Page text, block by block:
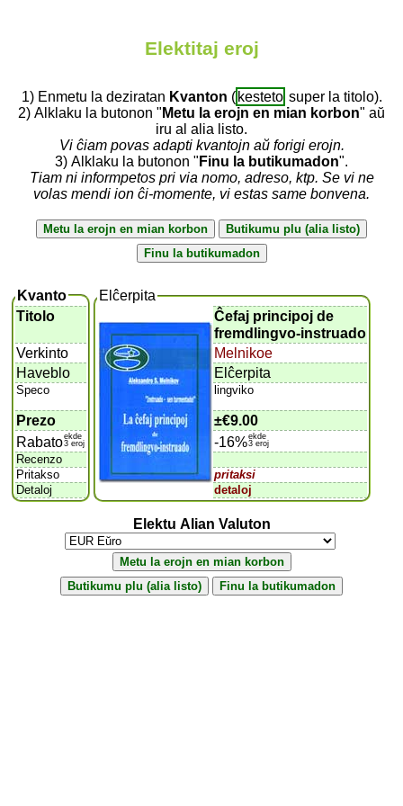
Elektitaj eroj
1) Enmetu la deziratan Kvanton ( kesteto super la titolo).
2) Alklaku la butonon " Metu la erojn en mian korbon" aŭ
iru al alia listo.
Vi ĉiam povas adapti kvantojn aŭ forigi erojn.
3) Alklaku la butonon " Finu la butikumadon".
Tiam ni informpetos pri via nomo, adreso, ktp. Se vi ne
volas mendi ion ĉi-momente, vi estas same bonvena.
Kvanto
Titolo
Verkinto
Haveblo
Speco
Prezo
Rabatoekde
3 eroj
Recenzo
Pritakso
Detaloj
Elĉerpita
Ĉefaj principoj de
fremdlingvo-instruado
Melnikoe
Elĉerpita
lingviko
±€9.00
-16%ekde
3 eroj
pritaksi
detaloj
Elektu Alian Valuton